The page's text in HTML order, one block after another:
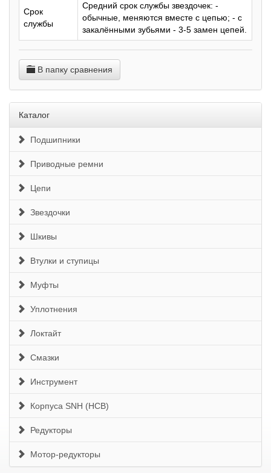
Срок
службы
Средний срок службы звездочек: -
обычные, меняются вместе с цепью; - с
закалёнными зубьями - 3-5 замен цепей.
В папку сравнения
Каталог
Подшипники
Приводные ремни
Цепи
Звездочки
Шкивы
Втулки и ступицы
Муфты
Уплотнения
Локтайт
Смазки
Инструмент
Корпуса SNH (HCB)
Редукторы
Мотор-редукторы